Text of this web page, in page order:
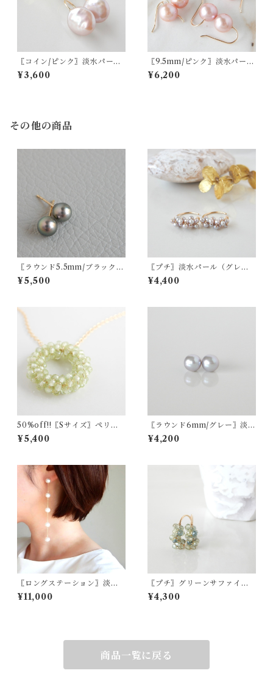
〖コイン/ピンク〗淡水パール
フックピアス14kgf【1601】
¥3,600
〖9.5mm/ピンク〗淡水パール
フックピアス14kgf【1900】
¥6,200
その他の商品
〖ラウンド5.5mm/ブラック〗
アコヤパールスタッドピアス/
イヤリング14kgf/SV925【12
¥5,500
〖プチ〗淡水パール（グレ
ー）ピアス/イヤリング14kgf
【1781】
¥4,400
50%off!!〖Sサイズ〗ペリド
ットリースネックレス 14kgf
【919】
¥5,400
〖ラウンド6mm/グレー〗淡水
パールスタッドピアス/イヤリ
ング14kgf/SV925【1334】
¥4,200
〖ロングステーション〗淡水
パールピアス14kgf ウェディ
ング ブライダル【1625】
¥11,000
〖プチ〗グリーンサファイア
ピアス/イヤリング 14kgf 9月
の誕生石【1383】
¥4,300
商品一覧に戻る